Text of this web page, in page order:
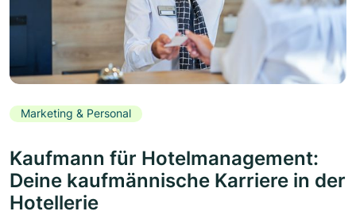
Marketing & Personal
Kaufmann für Hotelmanagement:
Deine kaufmännische Karriere in der
Hotellerie